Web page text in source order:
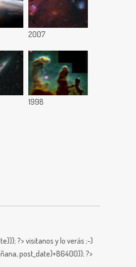
2007
1998
?>visitanos y lo verás ;-)
post_date)+86400)); ?>